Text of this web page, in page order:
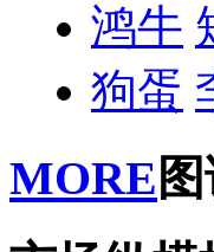
鸿牛
狗蛋
MORE